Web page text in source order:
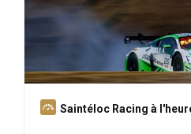
A
Saintéloc Racing à